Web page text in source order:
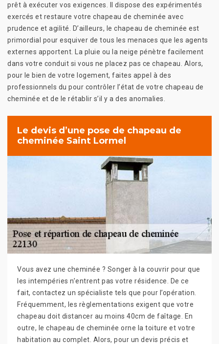
prêt à exécuter vos exigences. Il dispose des expérimentés
exercés et restaure votre chapeau de cheminée avec
prudence et agilité. D’ailleurs, le chapeau de cheminée est
primordial pour esquiver de tous les menaces que les agents
externes apportent. La pluie ou la neige pénètre facilement
dans votre conduit si vous ne placez pas ce chapeau. Alors,
pour le bien de votre logement, faites appel à des
professionnels du pour contrôler l’état de votre chapeau de
cheminée et de le rétablir s’il y a des anomalies.
Le devis d’une pose de chapeau de
cheminée Saint Lormel
Vous avez une cheminée ? Songer à la couvrir pour que
les intempéries n’entrent pas votre résidence. De ce
fait, contactez un spécialiste tels que pour l’opération.
Fréquemment, les règlementations exigent que votre
chapeau doit distancer au moins 40cm de faîtage. En
outre, le chapeau de cheminée orne la toiture et votre
habitation au complet. Alors, pour un devis précis et